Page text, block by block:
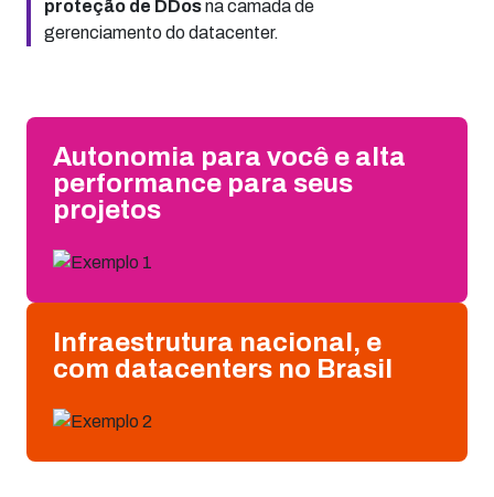
proteção de DDosna camada de
gerenciamento do datacenter.
Autonomia para você e alta
performance para seus
projetos
Infraestrutura nacional, e
com datacenters no Brasil